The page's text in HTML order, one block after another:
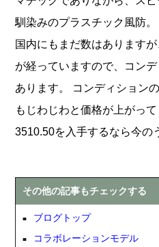
馴染みのプラスチック風防。
国内にもまだ数はあります
が経っていますので、コン
あります。 コンディション
もじわじわと価格が上がって
3510.50を入手するなら今の
その他の記事もチェックする
ブログトップ
コラボレーションモデル